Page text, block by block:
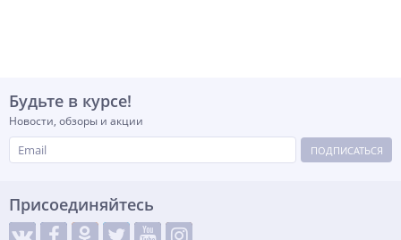
Будьте в курсе!
Новости, обзоры и акции
ПОДПИСАТЬСЯ
Присоединяйтесь